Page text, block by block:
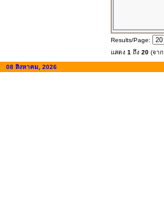
Results/Page:
แสดง 1 ถึง 20 (จาก
08 สิงหาคม, 2026